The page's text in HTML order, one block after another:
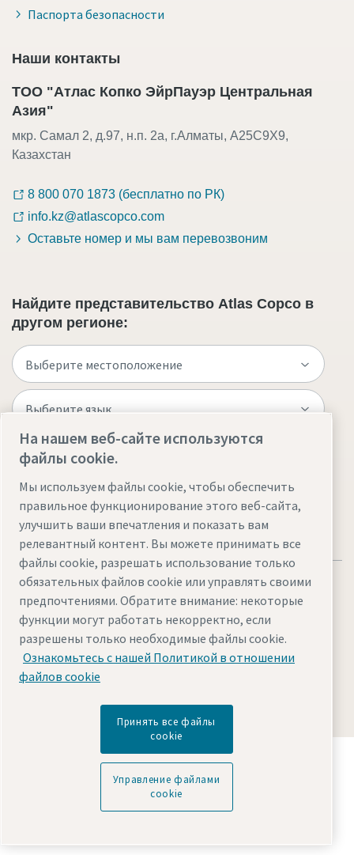
Паспорта безопасности
Наши контакты
ТОО "Атлас Копко ЭйрПауэр Центральная
Азия"
мкр. Самал 2, д.97, н.п. 2а, г.Алматы, A25C9X9,
Казахстан
8 800 070 1873 (бесплатно по РК)
info.kz@atlascopco.com
Оставьте номер и мы вам перевозвоним
Найдите представительство Atlas Copco в
другом регионе:
Legal & Privacy NoticesУправление файлами cookie
AccessibilitySitemap
Узнайте, как Atlas Copco Group создает
технологии, преобразующие будущее.
Посетите сайт Atlas Copco Group
На нашем веб-сайте используются
файлы cookie.
Мы используем файлы cookie, чтобы обеспечить
правильное функционирование этого веб-сайта,
улучшить ваши впечатления и показать вам
релевантный контент. Вы можете принимать все
файлы cookie, разрешать использование только
обязательных файлов cookie или управлять своими
предпочтениями. Обратите внимание: некоторые
функции могут работать некорректно, если
разрешены только необходимые файлы cookie.
Ознакомьтесь с нашей Политикой в отношении
файлов cookie
Принять все файлы
cookie
Управление файлами
cookie